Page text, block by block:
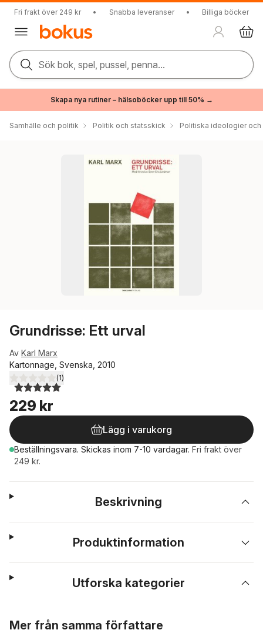
Fri frakt över 249 kr • Snabba leveranser • Billiga böcker
Sök bok, spel, pussel, penna...
Skapa nya rutiner – hälsoböcker upp till 50% →
Samhälle och politik Politik och statsskick Politiska ideologier och
Grundrisse: Ett urval
Av Karl Marx
Kartonnage, Svenska, 2010
5,0utav 5 stjärnor. Totalt antal röster:
(1)
229 kr
Lägg i varukorg
Beställningsvara. Skickas inom 7-10 vardagar. Fri frakt över
249 kr.
Beskrivning
Produktinformation
Utforska kategorier
Mer från samma författare